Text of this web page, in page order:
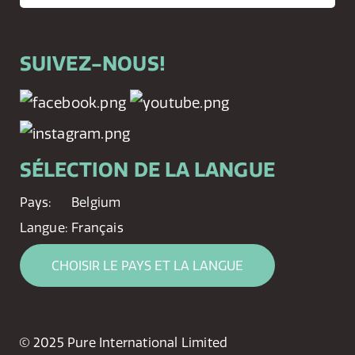
SUIVEZ-NOUS!
SÉLECTION DE LA LANGUE
Pays:
Belgium
Langue: Français
CHOISIR LE PAYS ET LA LANGUE
© 2025 Pure International Limited